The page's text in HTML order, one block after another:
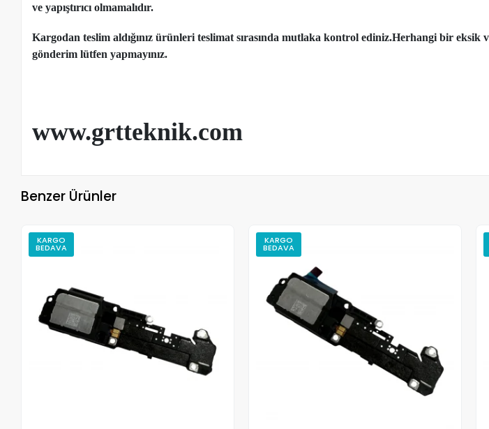
ve yapıştırıcı olmamalıdır.
Kargodan teslim aldığınız ürünleri teslimat sırasında mutlaka kontrol ediniz.Herhangi bir
gönderim lütfen yapmayınız.
www.grtteknik.com
Benzer Ürünler
KARGO
BEDAVA
KARGO
BEDAVA